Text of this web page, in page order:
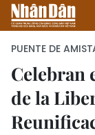
PUENTE DE
Celebran
de la